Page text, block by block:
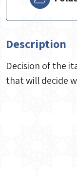
Description
Decision of the
that will decide